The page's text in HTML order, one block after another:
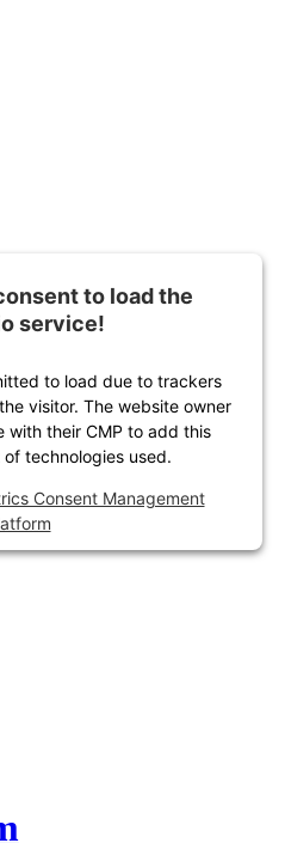
to load the
service!
to load due to trackers
visitor. The website owner
with their CMP to add this
technologies used.
Consent Management